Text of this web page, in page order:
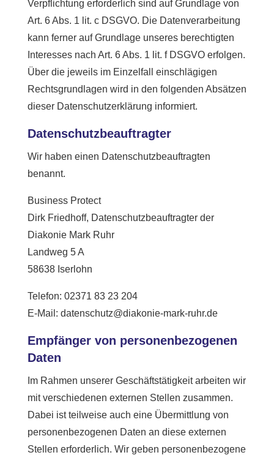
Verpflichtung erforderlich sind auf Grundlage von
Art. 6 Abs. 1 lit. c DSGVO. Die Datenverarbeitung
kann ferner auf Grundlage unseres berechtigten
Interesses nach Art. 6 Abs. 1 lit. f DSGVO erfolgen.
Über die jeweils im Einzelfall einschlägigen
Rechtsgrundlagen wird in den folgenden Absätzen
dieser Datenschutzerklärung informiert.
Datenschutz­beauftragter
Wir haben einen Datenschutzbeauftragten
benannt.
Business Protect
Dirk Friedhoff, Datenschutzbeauftragter der
Diakonie Mark Ruhr
Landweg 5 A
58638 Iserlohn
Telefon: 02371 83 23 204
E-Mail: datenschutz@diakonie-mark-ruhr.de
Empfänger von personenbezogenen
Daten
Im Rahmen unserer Geschäftstätigkeit arbeiten wir
mit verschiedenen externen Stellen zusammen.
Dabei ist teilweise auch eine Übermittlung von
personenbezogenen Daten an diese externen
Stellen erforderlich. Wir geben personenbezogene